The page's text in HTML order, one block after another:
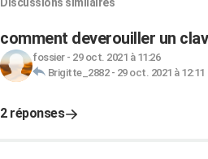
comment deverouiller un
fossier- 29 oct. 2021 à 11:26
Brigitte_2882- 29 oct. 2021 à 12:11
2 réponses